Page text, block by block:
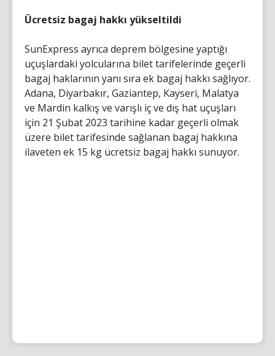
Ücretsiz bagaj hakkı yükseltildi
SunExpress ayrıca deprem bölgesine yaptığı
uçuşlardaki yolcularına bilet tarifelerinde geçerli
bagaj haklarının yanı sıra ek bagaj hakkı sağlıyor.
Adana, Diyarbakır, Gaziantep, Kayseri, Malatya
ve Mardin kalkış ve varışlı iç ve dış hat uçuşları
için 21 Şubat 2023 tarihine kadar geçerli olmak
üzere bilet tarifesinde sağlanan bagaj hakkına
ilaveten ek 15 kg ücretsiz bagaj hakkı sunuyor.